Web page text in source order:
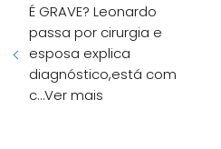
É GRAVE? Leonardo
passa por cirurgia e
esposa explica
diagnóstico,está com
c…Ver mais